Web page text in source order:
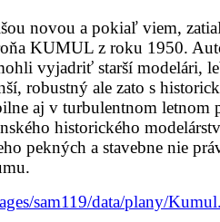
novou a pokiaľ viem,
KUMUL z roku 1950.
vyjadriť starší modelári,
robustný ale zato s
aj v turbulentnom letnom
historického
pekných a stavebne nie
sam119/data/plany/